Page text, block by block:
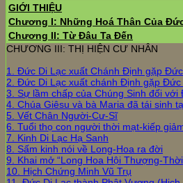
GIỚI THIỆU
Chương I: Những Hoá Thân Của
Chương II: Từ Đâu Ta Đến
CHƯƠNG III: THỊ HIỆN CƯ NHÂN
1. Đức Di Lạc xuất Chánh Định gặp
2. Đức Di Lạc xuất chánh Định gặp Đức
3. Sự lầm chấp của Chúng Sinh đối với
4. Chúa Giêsu và bà Maria đã tái sinh
5. Vết Chân Người-Cư-Sĩ
6. Tuổi thọ con người thời mạt-kiếp
7. Kinh Di Lạc Hạ Sanh
8. Sấm kinh nói về Long-Hoa ra đời
9. Khai mở “Long Hoa Hội Thượng-Thời
10. Hịch Chứng Minh Vũ Trụ